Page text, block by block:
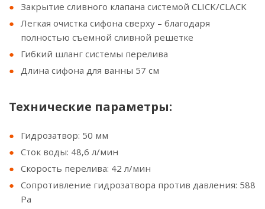
Закрытие сливного клапана системой CLICK/CLACK
Легкая очистка сифона сверху – благодаря
полностью съемной сливной решетке
Гибкий шланг системы перелива
Длина сифона для ванны 57 см
Технические параметры:
Гидрозатвор: 50 мм
Сток воды: 48,6 л/мин
Скорость перелива: 42 л/мин
Сопротивление гидрозатвора против давления: 588
Pa